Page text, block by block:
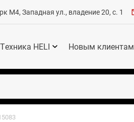
М4, Западная ул., владение 20, с. 1
Техника HELI Новым клиентам